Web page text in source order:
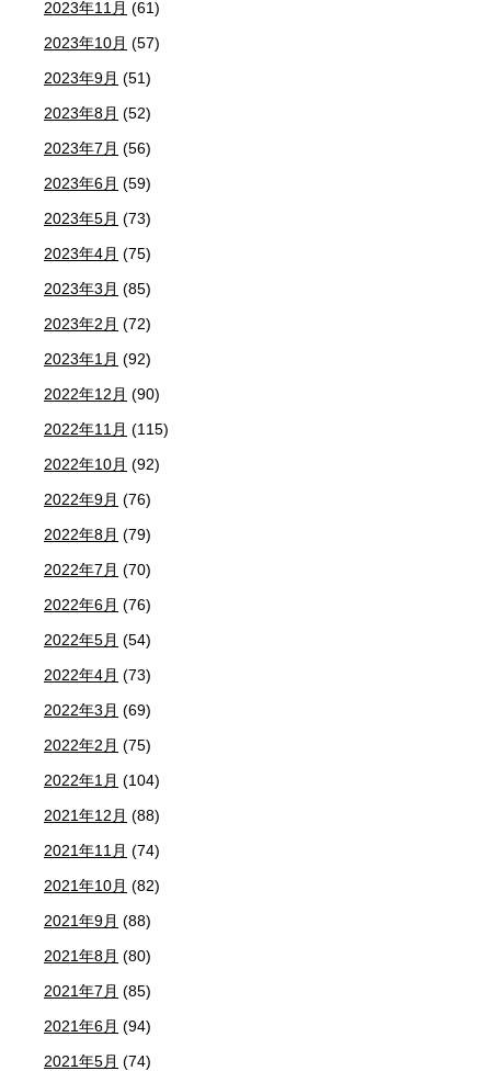
2023年11月 (61)
2023年10月 (57)
2023年9月 (51)
2023年8月 (52)
2023年7月 (56)
2023年6月 (59)
2023年5月 (73)
2023年4月 (75)
2023年3月 (85)
2023年2月 (72)
2023年1月 (92)
2022年12月 (90)
2022年11月 (115)
2022年10月 (92)
2022年9月 (76)
2022年8月 (79)
2022年7月 (70)
2022年6月 (76)
2022年5月 (54)
2022年4月 (73)
2022年3月 (69)
2022年2月 (75)
2022年1月 (104)
2021年12月 (88)
2021年11月 (74)
2021年10月 (82)
2021年9月 (88)
2021年8月 (80)
2021年7月 (85)
2021年6月 (94)
2021年5月 (74)